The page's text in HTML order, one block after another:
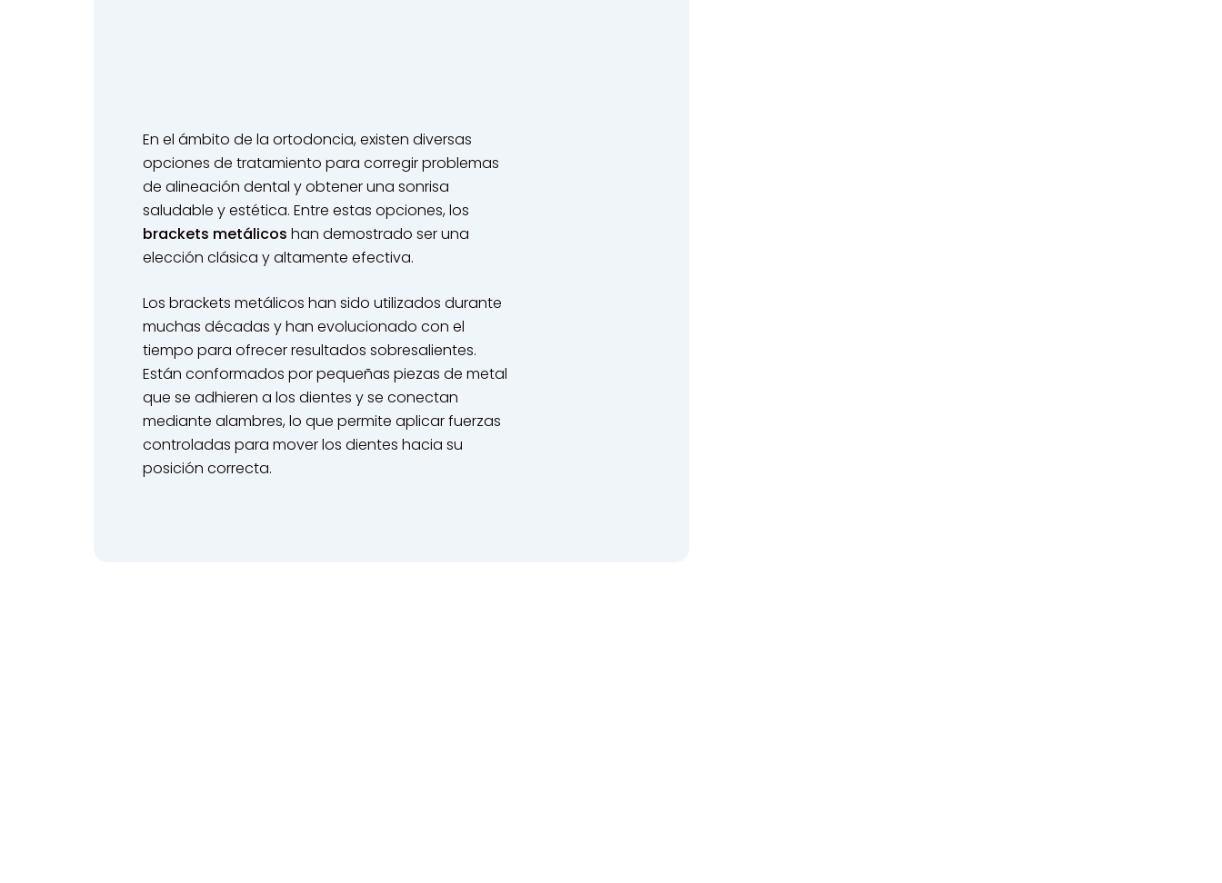
En el ámbito de la ortodoncia, existen diversas
opciones de tratamiento para corregir problemas
de alineación dental y obtener una sonrisa
saludable y estética. Entre estas opciones, los
brackets metálicos han demostrado ser una
elección clásica y altamente efectiva.
Los brackets metálicos han sido utilizados durante
muchas décadas y han evolucionado con el
tiempo para ofrecer resultados sobresalientes.
Están conformados por pequeñas piezas de metal
que se adhieren a los dientes y se conectan
mediante alambres, lo que permite aplicar fuerzas
controladas para mover los dientes hacia su
posición correcta.